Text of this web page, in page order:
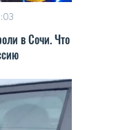
в Сочи. Что